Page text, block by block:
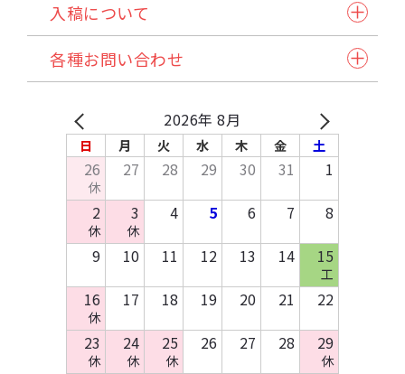
ステッチ本・ペラ本
同人誌企画セット
アクリル製品
缶バッジ・アクセサリー類・その他アイテム
その他布製品
木製製品
キッチン・日用品・雑貨
入稿について
入稿スケジュール/イベント情報
発注から納品の流れ
入稿方法
お支払いについて
納品方法/送料について
原稿作成方法
テンプレートDL
各種お問い合わせ
自動見積り/予約
在庫預かり/発送/処分について
イベント協賛申込み
お問い合わせ
資料請求
法人のお客様へ
2026年 8月
日 月 火 水 木 金 土
26
休
27 28 29 30 31
1
2
休
3
休
4 5 6 7
8
9
10 11 12 13 14 15
工
16
休
17 18 19 20 21
22
23
休
24
休
25
休
26 27 28 29
休